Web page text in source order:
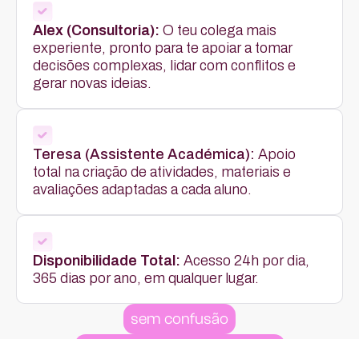
Alex (Consultoria): O teu colega mais
experiente, pronto para te apoiar a tomar
decisões complexas, lidar com conflitos e
gerar novas ideias.
Teresa (Assistente Académica): Apoio
total na criação de atividades, materiais e
avaliações adaptadas a cada aluno.
Disponibilidade Total: Acesso 24h por dia,
365 dias por ano, em qualquer lugar.
sem confusão